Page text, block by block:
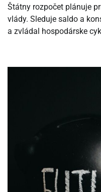
Štátny rozpočet plánuje
vlády. Sleduje saldo a
a zvládal hospodárske